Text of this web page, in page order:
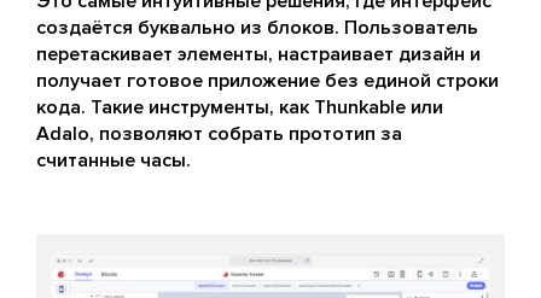
создаётся буквально из блоков. Пользователь
перетаскивает элементы, настраивает дизайн и
получает готовое приложение без единой строки
кода. Такие инструменты, как Thunkable или
Adalo, позволяют собрать прототип за
считанные часы.